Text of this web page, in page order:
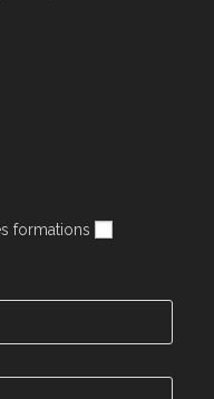
formations